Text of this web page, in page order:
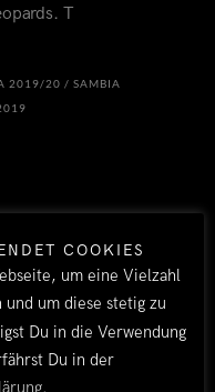
T
2019/20 / SAMBIA
COOKIES
um eine Vielzahl
um diese stetig zu
Du in die Verwendung
Du in der
.